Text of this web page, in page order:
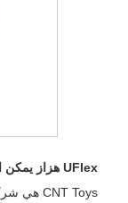
UFlex هزاز يمكن ارتداؤه